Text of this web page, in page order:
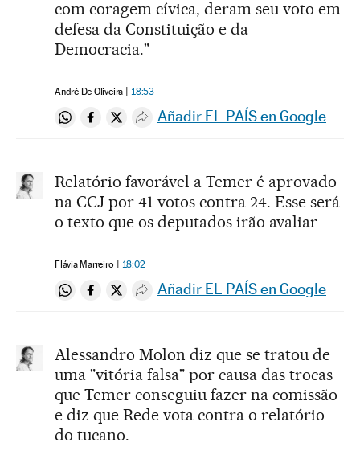
com coragem cívica, deram seu voto em
defesa da Constituição e da
Democracia."
André De Oliveira 18:53
Compartir en Whatsapp
Compartir en Facebook
Compartir en Twitter
Desplegar Redes Sociales
Añadir EL PAÍS en Google
Relatório favorável a Temer é aprovado
na CCJ por 41 votos contra 24. Esse será
o texto que os deputados irão avaliar
Flávia Marreiro 18:02
Compartir en Whatsapp
Compartir en Facebook
Compartir en Twitter
Desplegar Redes Sociales
Añadir EL PAÍS en Google
Alessandro Molon diz que se tratou de
uma "vitória falsa" por causa das trocas
que Temer conseguiu fazer na comissão
e diz que Rede vota contra o relatório
do tucano.